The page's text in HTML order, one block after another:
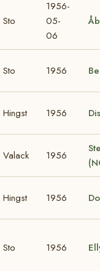
Sto
1956-
05-
06
Sto 1956
Hingst 1956
Valack 1956
Hingst 1956
Sto 1956